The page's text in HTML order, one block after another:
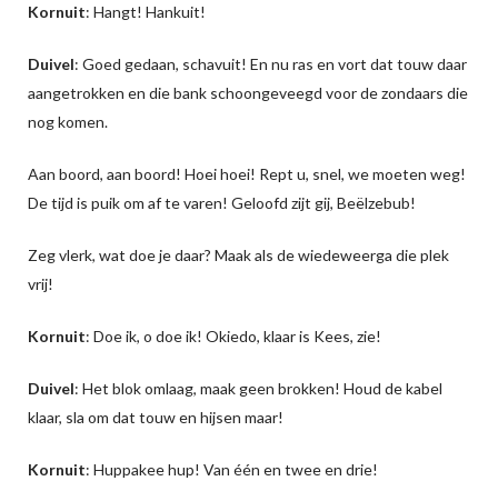
Kornuit: Hangt! Hankuit!
Duivel: Goed gedaan, schavuit! En nu ras en vort dat touw daar
aangetrokken en die bank schoongeveegd voor de zondaars die
nog komen.
Aan boord, aan boord! Hoei hoei! Rept u, snel, we moeten weg!
De tijd is puik om af te varen! Geloofd zijt gij, Beëlzebub!
Zeg vlerk, wat doe je daar? Maak als de wiedeweerga die plek
vrij!
Kornuit: Doe ik, o doe ik! Okiedo, klaar is Kees, zie!
Duivel: Het blok omlaag, maak geen brokken! Houd de kabel
klaar, sla om dat touw en hijsen maar!
Kornuit: Huppakee hup! Van één en twee en drie!